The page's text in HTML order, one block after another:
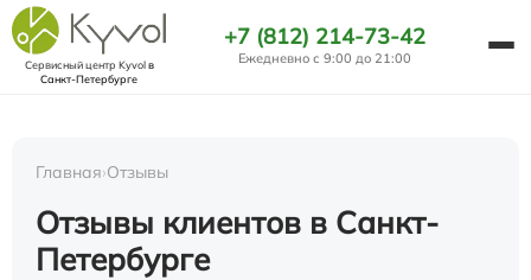
Сервисный центр Kyvolв
Санкт-Петербурге
+7 (812) 214-73-42
Ежедневно с 9:00 до 21:00
Главная›Отзывы
Отзывы клиентов в Санкт-
Петербурге